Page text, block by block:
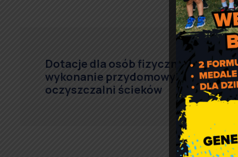
Dotacje dla osób fizycznych na
wykonanie przydomowych
oczyszczalni ścieków